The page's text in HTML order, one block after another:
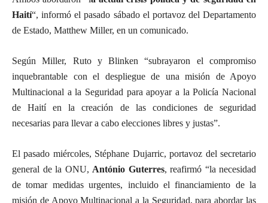
Haití“, informó el pasado sábado el portavoz del Departamento
de Estado, Matthew Miller, en un comunicado.
Según Miller, Ruto y Blinken “subrayaron el compromiso
inquebrantable con el despliegue de una misión de Apoyo
Multinacional a la Seguridad para apoyar a la Policía Nacional
de Haití en la creación de las condiciones de seguridad
necesarias para llevar a cabo elecciones libres y justas”.
El pasado miércoles, Stéphane Dujarric, portavoz del secretario
general de la ONU, António Guterres, reafirmó “la necesidad
de tomar medidas urgentes, incluido el financiamiento de la
misión de Apoyo Multinacional a la Seguridad, para abordar las